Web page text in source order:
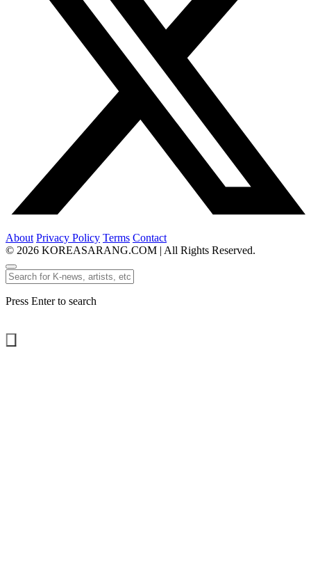
About Privacy Policy Terms Contact
© 2026 KOREASARANG.COM | All Rights Reserved.
Press Enter to search